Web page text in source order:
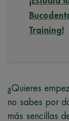
Training!
¿Quieres
no sabes por
más sencillas